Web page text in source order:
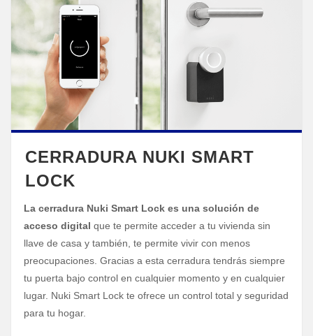
CERRADURA NUKI SMART
LOCK
La cerradura Nuki Smart Lock es una solución de
acceso digital que te permite acceder a tu vivienda sin
llave de casa y también, te permite vivir con menos
preocupaciones. Gracias a esta cerradura tendrás siempre
tu puerta bajo control en cualquier momento y en cualquier
lugar. Nuki Smart Lock te ofrece un control total y seguridad
para tu hogar.